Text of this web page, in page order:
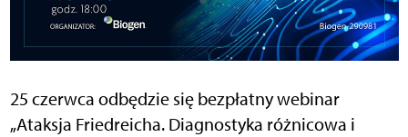
25 czerwca odbędzie się bezpłatny webinar
„Ataksja Friedreicha. Diagnostyka różnicowa i